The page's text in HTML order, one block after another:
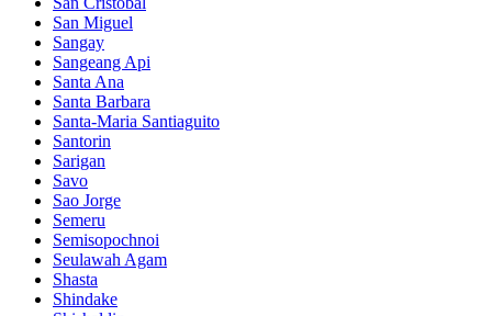
San Miguel
Sangay
Sangeang Api
Santa Ana
Santa Barbara
Santa-Maria Santiaguito
Santorin
Sarigan
Savo
Sao Jorge
Semeru
Semisopochnoi
Seulawah Agam
Shasta
Shindake